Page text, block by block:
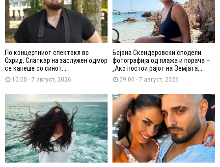
По концертниот спектакл во
Охрид, Слаткар на заслужен одмор
се капеше со синот...
10:00 - 7 август, 2026
Бојана Скендеровски сподели
фотографија од плажа и порача –
„Ако постои рајот на Земјата,...
09:00 - 7 август, 2026